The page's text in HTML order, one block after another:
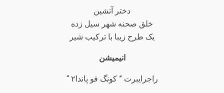
دختر آتشین
خلق صحنه شهر سیل زده
یک طرح زیبا با ترکیب شیر
انیمیشن
راجرایبرت ” کونگ فو پاندا۲ “